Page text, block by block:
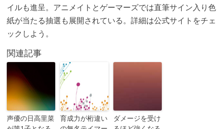
イルも進呈。アニメイトとゲーマーズでは直筆サイン入り色
紙が当たる抽選も展開されている。詳細は公式サイトをチェ
ックしよう。
関連記事
声優の日高里菜
育成力が桁違い
ダメージを受け